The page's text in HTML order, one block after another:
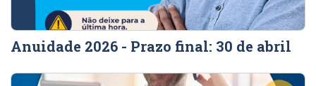
Anuidade 2026 - Prazo final: 30 de abril